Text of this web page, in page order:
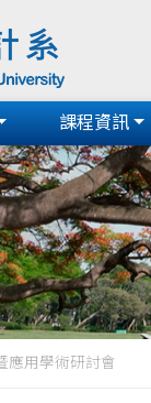
課程資訊
應用學術研討會